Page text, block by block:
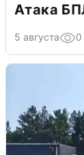
Атака
5 августа 0